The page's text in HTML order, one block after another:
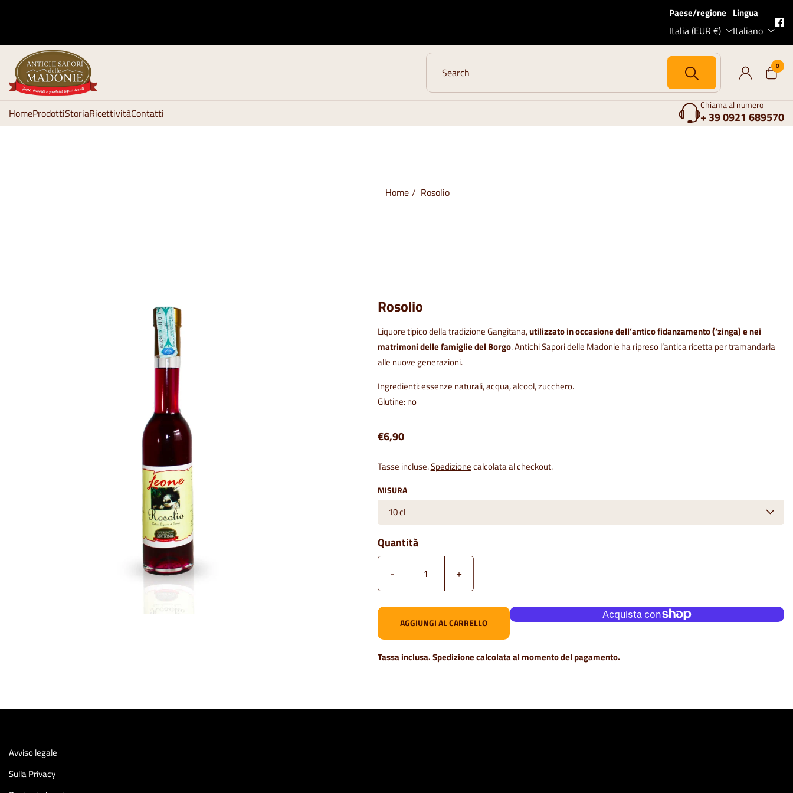
Paese/regione
Italia (EUR €)
Lingua
Italiano
0
HomeProdottiStoriaRicettivitàContatti
Chiama al numero
+ 39 0921 689570
Home Rosolio
Rosolio
Liquore tipico della tradizione Gangitana,utilizzato in occasione dell’antico fidanzamento (‘zinga) e nei
matrimoni delle famiglie del Borgo. Antichi Sapori delle Madonie ha ripreso l’antica ricetta per tramandarla
alle nuove generazioni.
Ingredienti: essenze naturali, acqua, alcool, zucchero.
Glutine: no
€6,90
Tasse incluse.Spedizionecalcolata al checkout.
MISURA
Quantità
-
+
AGGIUNGI AL CARRELLO
Tassa inclusa.Spedizionecalcolata al momento del pagamento.
Avviso legale
Sulla Privacy